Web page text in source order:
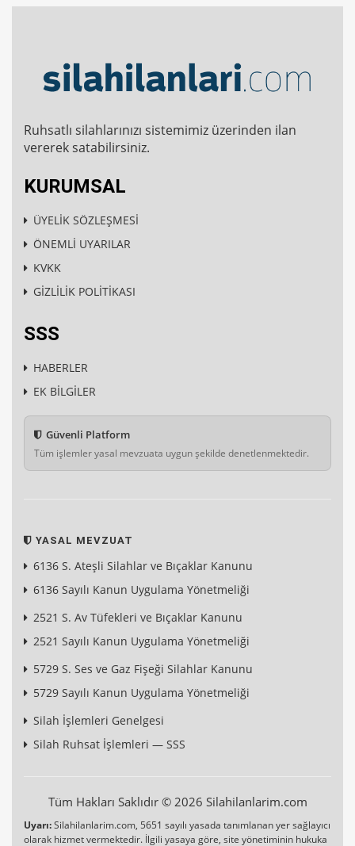
Ruhsatlı silahlarınızı sistemimiz üzerinden ilan
vererek satabilirsiniz.
KURUMSAL
ÜYELİK SÖZLEŞMESİ
ÖNEMLİ UYARILAR
KVKK
GİZLİLİK POLİTİKASI
SSS
HABERLER
EK BİLGİLER
Güvenli Platform
Tüm işlemler yasal mevzuata uygun şekilde denetlenmektedir.
YASAL MEVZUAT
6136 S. Ateşli Silahlar ve Bıçaklar Kanunu
6136 Sayılı Kanun Uygulama Yönetmeliği
2521 S. Av Tüfekleri ve Bıçaklar Kanunu
2521 Sayılı Kanun Uygulama Yönetmeliği
5729 S. Ses ve Gaz Fişeği Silahlar Kanunu
5729 Sayılı Kanun Uygulama Yönetmeliği
Silah İşlemleri Genelgesi
Silah Ruhsat İşlemleri — SSS
Tüm Hakları Saklıdır © 2026 Silahilanlarim.com
Uyarı:Silahilanlarim.com, 5651 sayılı yasada tanımlanan yer sağlayıcı
olarak hizmet vermektedir. İlgili yasaya göre, site yönetiminin hukuka